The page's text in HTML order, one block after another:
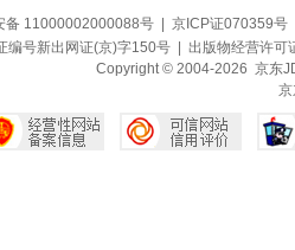
备 11000002000088号 | 京ICP证070359号
编号新出网证(京)字150号 | 出版物经营许可
Copyright © 2004-2026 京东
京